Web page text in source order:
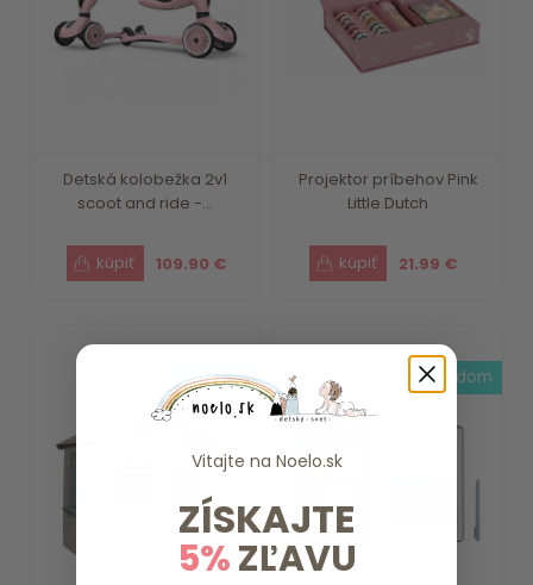
Detská kolobežka 2v1
scoot and ride -...
109.90 €
Projektor príbehov Pink
Little Dutch
21.99 €
skladom skladom
Vitajte na Noelo.sk
ZÍSKAJTE
5%ZĽAVU